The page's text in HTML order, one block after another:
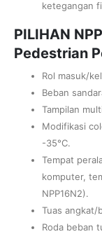
ketegangan
PILIHAN
Pedestrian
Rol masuk/
Beban
Tampilan
Modifikasi
-35°C.
Tempat
komputer,
NPP16N2).
Tuas angkat/
Roda beban